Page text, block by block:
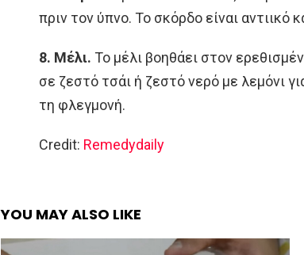
πριν τον ύπνο. Το σκόρδο είναι αντιικό
8. Μέλι. Το μέλι βοηθάει στον
σε ζεστό τσάι ή ζεστό νερό με λεμόνι
τη φλεγμονή.
Credit: Remedydaily
YOU MAY ALSO LIKE